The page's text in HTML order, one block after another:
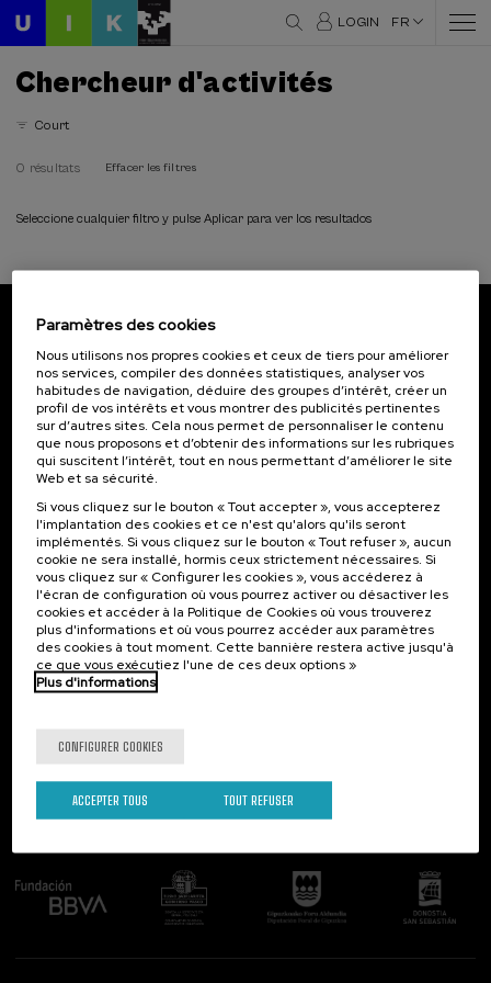
LOGIN FR
Chercheur d'activités
Court
0 résultats Effacer les filtres
Seleccione cualquier filtro y pulse Aplicar para ver los resultados
Inscrivez-vous pour être le premier à recevoir les
actualités de l'UIK.
S'abonner
Contact
Palacio Miramar
Paseo de Miraconcha, 48
20007 Donostia / San Sebastián
Gipuzkoa, Spain
Contactez-nous!
Intéressant...
Activités précédentes
Suivez-nous
Paramètres des cookies
Nous utilisons nos propres cookies et ceux de tiers pour améliorer
nos services, compiler des données statistiques, analyser vos
habitudes de navigation, déduire des groupes d’intérêt, créer un
profil de vos intérêts et vous montrer des publicités pertinentes
sur d’autres sites. Cela nous permet de personnaliser le contenu
que nous proposons et d’obtenir des informations sur les rubriques
qui suscitent l’intérêt, tout en nous permettant d’améliorer le site
Web et sa sécurité.
Si vous cliquez sur le bouton « Tout accepter », vous accepterez
l'implantation des cookies et ce n'est qu'alors qu'ils seront
implémentés. Si vous cliquez sur le bouton « Tout refuser », aucun
cookie ne sera installé, hormis ceux strictement nécessaires. Si
vous cliquez sur « Configurer les cookies », vous accéderez à
l'écran de configuration où vous pourrez activer ou désactiver les
cookies et accéder à la Politique de Cookies où vous trouverez
plus d'informations et où vous pourrez accéder aux paramètres
des cookies à tout moment. Cette bannière restera active jusqu'à
ce que vous exécutiez l'une de ces deux options »
Plus d'informations
CONFIGURER COOKIES
TOUT REFUSER
ACCEPTER TOUS